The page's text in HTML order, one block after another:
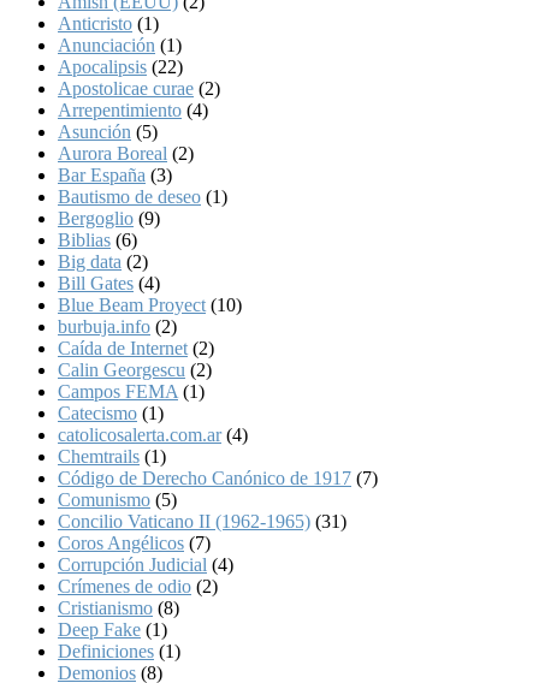
Anticristo (1)
Anunciación (1)
Apocalipsis (22)
Apostolicae curae (2)
Arrepentimiento (4)
Asunción (5)
Aurora Boreal (2)
Bar España (3)
Bautismo de deseo (1)
Bergoglio (9)
Biblias (6)
Big data (2)
Bill Gates (4)
Blue Beam Proyect (10)
burbuja.info (2)
Caída de Internet (2)
Calin Georgescu (2)
Campos FEMA (1)
Catecismo (1)
catolicosalerta.com.ar(4)
Chemtrails (1)
Código de Derecho Canónico de 1917 (7)
Comunismo (5)
Concilio Vaticano II (1962-1965) (31)
Coros Angélicos (7)
Corrupción Judicial (4)
Crímenes de odio (2)
Cristianismo (8)
Deep Fake (1)
Definiciones (1)
Demonios (8)